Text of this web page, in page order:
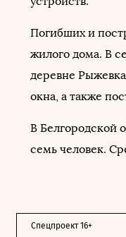
Погибших и
жилого дома. В
деревне
окна, а также
В Белгородской
семь человек.
Спецпроект 16+